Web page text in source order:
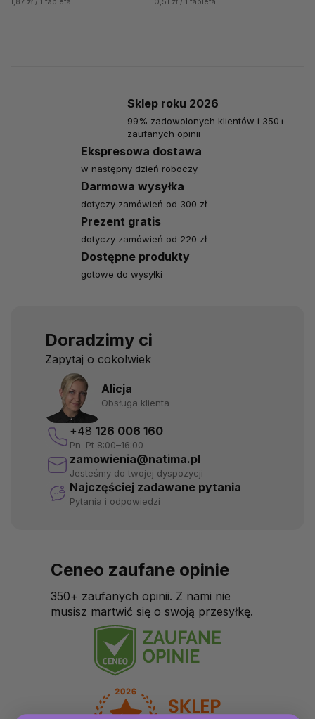
Ekspresowa dostawa
w następny dzień roboczy
Darmowa wysyłka
dotyczy zamówień od 300 zł
Prezent gratis
dotyczy zamówień od 220 zł
Dostępne produkty
gotowe do wysyłki
Sklep roku 2026
99% zadowolonych klientów i 350+
zaufanych opinii
Doradzimy ci
Zapytaj o cokolwiek
Alicja
Obsługa klienta
+48 126 006 160
Pn–Pt 8:00–16:00
zamowienia@natima.pl
Jesteśmy do twojej dyspozycji
Najczęściej zadawane pytania
Pytania i odpowiedzi
Ceneo zaufane opinie
350+ zaufanych opinii. Z nami nie
musisz martwić się o swoją przesyłkę.